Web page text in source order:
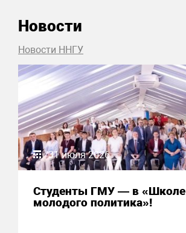
Новости
Новости ННГУ
31 июля 2026
Студенты ГМУ — в «Школе
молодого политика»!